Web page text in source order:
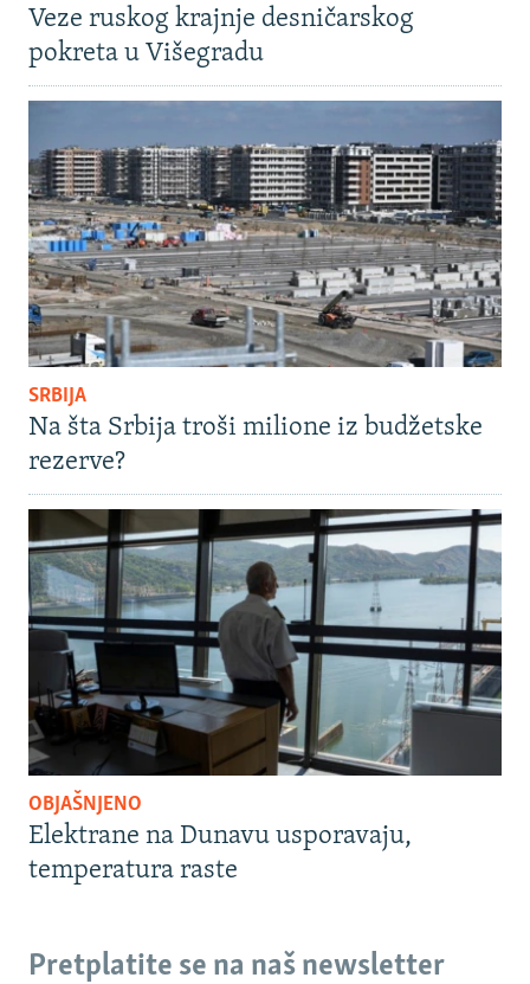
Veze ruskog krajnje desničarskog
pokreta u Višegradu
SRBIJA
Na šta Srbija troši milione iz budžetske
rezerve?
OBJAŠNJENO
Elektrane na Dunavu usporavaju,
temperatura raste
Pretplatite se na naš newsletter